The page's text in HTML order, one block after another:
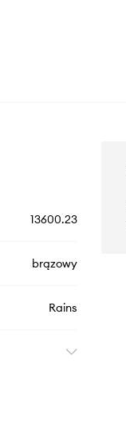
13600.23
brązowy
Rains